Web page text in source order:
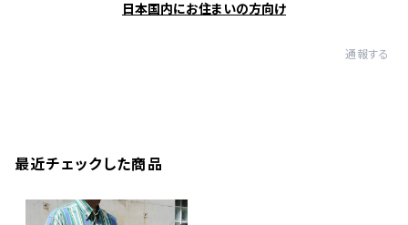
日本国内にお住まいの方向け
通報する
最近チェックした商品